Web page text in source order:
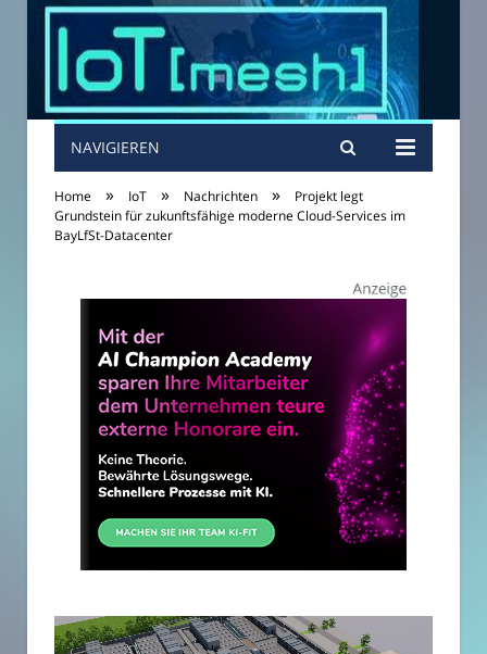
NAVIGIEREN
Home » IoT » Nachrichten »
Projekt legt
Grundstein für zukunftsfähige moderne Cloud-Services im
BayLfSt-Datacenter